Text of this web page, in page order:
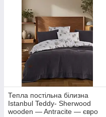
Тепла постільна білизна
Istanbul Teddy- Sherwood
wooden — Antracite — євро